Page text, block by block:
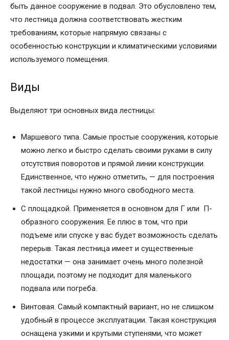
быть данное сооружение в подвал. Это обусловлено тем,
что лестница должна соответствовать жестким
требованиям, которые напрямую связаны с
особенностью конструкции и климатическими условиями
используемого помещения.
Виды
Выделяют три основных вида лестницы:
Маршевого типа. Самые простые сооружения, которые
можно легко и быстро сделать своими руками в силу
отсутствия поворотов и прямой линии конструкции.
Единственное, что нужно отметить, — для построения
такой лестницы нужно много свободного места.
С площадкой. Применяется в основном для Г или П-
образного сооружения. Ее плюс в том, что при
подъеме или спуске у вас будет возможность сделать
перерыв. Такая лестница имеет и существенные
недостатки — она занимает очень много полезной
площади, поэтому не подходит для маленького
подвала или погреба.
Винтовая. Самый компактный вариант, но не слишком
удобный в процессе эксплуатации. Такая конструкция
оснащена узкими и крутыми ступенями, что может